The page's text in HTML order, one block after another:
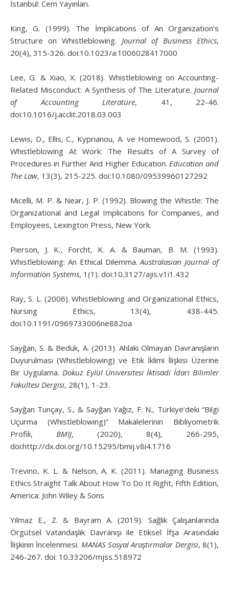
İstanbul: Cem Yayınları.
King, G. (1999). The İmplications of An Organization’s
Structure on Whistleblowing. Journal of Business Ethics,
20(4), 315-326. doi:10.1023/a:1006028417000
Lee, G. & Xiao, X. (2018). Whistleblowing on Accounting-
Related Misconduct: A Synthesis of The Literature. Journal
of Accounting Literature, 41, 22-46.
doi:10.1016/j.acclit.2018.03.003
Lewis, D., Ellis, C., Kyprianou, A. ve Homewood, S. (2001).
Whistleblowing At Work: The Results of A Survey of
Procedures in Further And Higher Education. Education and
The Law, 13(3), 215-225. doi:10.1080/09539960127292
Micelli, M. P. & Near, J. P. (1992). Blowing the Whistle: The
Organizational and Legal Implications for Companies, and
Employees, Lexington Press, New York.
Pierson, J. K., Forcht, K. A. & Bauman, B. M. (1993).
Whistleblowing: An Ethical Dilemma.Australasian Journal of
Information Systems, 1(1). doi:10.3127/ajis.v1i1.432
Ray, S. L. (2006). Whistleblowing and Organizational Ethics,
Nursing Ethics, 13(4), 438-445.
doi:10.1191/0969733006ne882oa
Sayğan, S. & Bedük, A. (2013). Ahlaki Olmayan Davranışların
Duyurulması (Whistleblowing) ve Etik İklimi İlişkisi Üzerine
Bir Uygulama. Dokuz Eylül Üniversitesi İktisadi İdari Bilimler
Fakültesi Dergisi, 28(1), 1-23.
Sayğan Tunçay, S., & Sayğan Yağız, F. N., Türkiye’deki “Bilgi
Uçurma (Whistleblowing)” Makalelerinin Bibliyometrik
Profili, BMIJ, (2020), 8(4), 266-295,
doi:http://dx.doi.org/10.15295/bmij.v8i4.1716
Trevino, K. L. & Nelson, A. K. (2011). Managing Business
Ethics Straight Talk About How To Do It Right, Fifth Edition,
America: John Wiley & Sons
Yılmaz E., Z. & Bayram A. (2019). Sağlık Çalışanlarında
Örgütsel Vatandaşlık Davranışı ile Etiksel İfşa Arasındaki
İlişkinin İncelenmesi. MANAS Sosyal Araştırmalar Dergisi, 8(1),
246-267. doi: 10.33206/mjss.518972